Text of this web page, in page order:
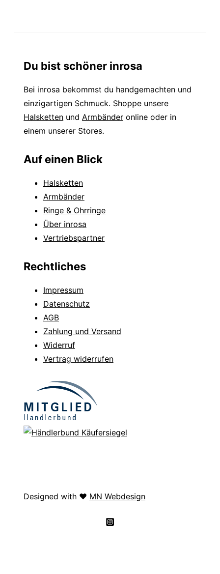
Du bist schöner inrosa
Bei inrosa bekommst du handgemachten und
einzigartigen Schmuck. Shoppe unsere
Halsketten und Armbänder online oder in
einem unserer Stores.
Auf einen Blick
Halsketten
Armbänder
Ringe & Ohrringe
Über inrosa
Vertriebspartner
Rechtliches
Impressum
Datenschutz
AGB
Zahlung und Versand
Widerruf
Vertrag widerrufen
Designed with ❤️ MN Webdesign